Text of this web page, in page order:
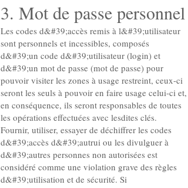
3. Mot de passe personnel
Les codes d&#39;accès remis à l&#39;utilisateur
sont personnels et incessibles, composés
d&#39;un code d&#39;utilisateur (login) et
d&#39;un mot de passe (mot de passe) pour
pouvoir visiter les zones à usage restreint, ceux-ci
seront les seuls à pouvoir en faire usage celui-ci et,
en conséquence, ils seront responsables de toutes
les opérations effectuées avec lesdites clés.
Fournir, utiliser, essayer de déchiffrer les codes
d&#39;accès d&#39;autrui ou les divulguer à
d&#39;autres personnes non autorisées est
considéré comme une violation grave des règles
d&#39;utilisation et de sécurité. Si